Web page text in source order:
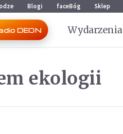
Blogi faceBóg Sklep
DEON Wydarzenia
ekologii